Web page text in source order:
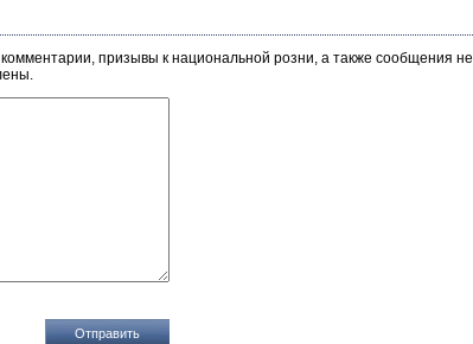
призывы к национальной розни, а также сообщения не